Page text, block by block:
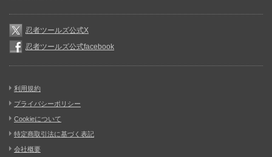
忍者ツールズ公式X
忍者ツールズ公式facebook
利用規約
プライバシーポリシー
Cookieについて
特定商取引法に基づく表記
会社概要